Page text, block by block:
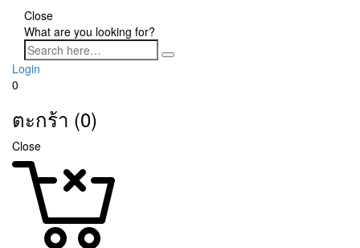
Close
What are you looking for?
Login
0
ตะกร้า (0)
Close